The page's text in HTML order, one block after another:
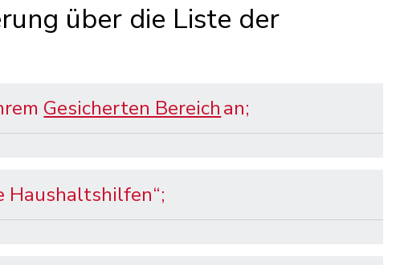
über die Liste der
Gesicherten Bereichan;
Haushaltshilfen“;